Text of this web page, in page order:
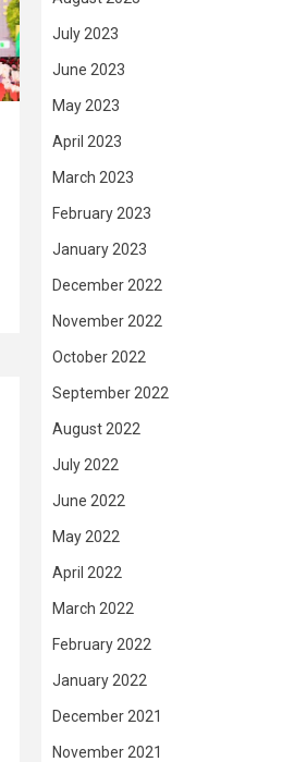
July 2023
June 2023
May 2023
April 2023
March 2023
February 2023
January 2023
December 2022
November 2022
October 2022
September 2022
August 2022
July 2022
June 2022
May 2022
April 2022
March 2022
February 2022
January 2022
December 2021
November 2021